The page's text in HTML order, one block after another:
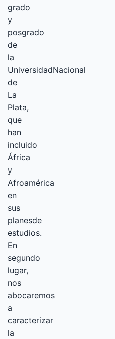
grado
y
posgrado
de
la
UniversidadNacional
de
La
Plata,
que
han
incluido
África
y
Afroamérica
en
sus
planesde
estudios.
En
segundo
lugar,
nos
abocaremos
a
caracterizar
la